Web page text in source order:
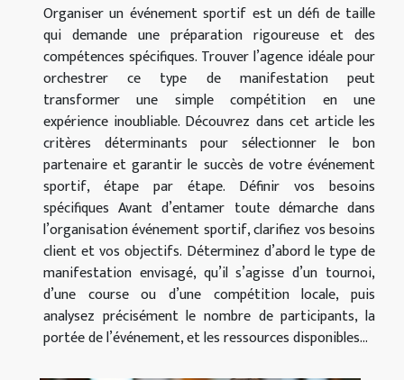
Organiser un événement sportif est un défi de taille
qui demande une préparation rigoureuse et des
compétences spécifiques. Trouver l’agence idéale pour
orchestrer ce type de manifestation peut
transformer une simple compétition en une
expérience inoubliable. Découvrez dans cet article les
critères déterminants pour sélectionner le bon
partenaire et garantir le succès de votre événement
sportif, étape par étape. Définir vos besoins
spécifiques Avant d’entamer toute démarche dans
l’organisation événement sportif, clarifiez vos besoins
client et vos objectifs. Déterminez d’abord le type de
manifestation envisagé, qu’il s’agisse d’un tournoi,
d’une course ou d’une compétition locale, puis
analysez précisément le nombre de participants, la
portée de l’événement, et les ressources disponibles...